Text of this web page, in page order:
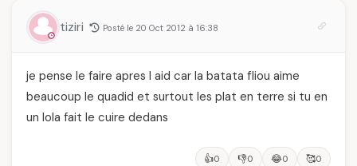
tiziri Posté le 20 Oct 2012 à 16:38
je pense le faire apres l aid car la batata fliou aime
beaucoup le quadid et surtout les plat en terre si tu en
un lola fait le cuire dedans
👍0 👎0 😂0 🥰0